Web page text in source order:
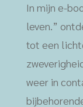
In mijn e-
leven.”
tot een
weer in